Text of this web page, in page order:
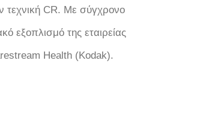
τεχνική CR. Με σύγχρονο
εξοπλισμό της εταιρείας
Health (Kodak).